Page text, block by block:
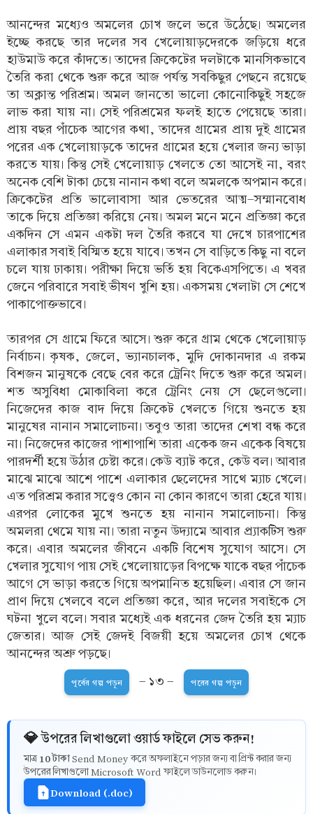
আনন্দের মধ্যেও অমলের চোখ জলে ভরে উঠেছে। অমলের
ইচ্ছে করছে তার দলের সব খেলোয়াড়দেরকে জড়িয়ে ধরে
হাউমাউ করে কাঁদতে। তাদের ক্রিকেটের দলটাকে মানসিকভাবে
তৈরি করা থেকে শুরু করে আজ পর্যন্ত সবকিছুর পেছনে রয়েছে
তা অক্লান্ত পরিশ্রম। অমল জানতো ভালো কোনোকিছুই সহজে
লাভ করা যায় না। সেই পরিশ্রমের ফলই হাতে পেয়েছে তারা।
প্রায় বছর পাঁচেক আগের কথা, তাদের গ্রামের প্রায় দুই গ্রামের
পরের এক খেলোয়াড়কে তাদের গ্রামের হয়ে খেলার জন্য ভাড়া
করতে যায়। কিন্তু সেই খেলোয়াড় খেলতে তো আসেই না, বরং
অনেক বেশি টাকা চেয়ে নানান কথা বলে অমলকে অপমান করে।
ক্রিকেটের প্রতি ভালোবাসা আর ভেতরের আত্ম-সম্মানবোধ
তাকে দিয়ে প্রতিজ্ঞা করিয়ে নেয়। অমল মনে মনে প্রতিজ্ঞা করে
একদিন সে এমন একটা দল তৈরি করবে যা দেখে চারপাশের
এলাকার সবাই বিস্মিত হয়ে যাবে। তখন সে বাড়িতে কিছু না বলে
চলে যায় ঢাকায়। পরীক্ষা দিয়ে ভর্তি হয় বিকেএসপিতে। এ খবর
জেনে পরিবারে সবাই ভীষণ খুশি হয়। একসময় খেলাটা সে শেখে
পাকাপোক্তভাবে।
তারপর সে গ্রামে ফিরে আসে। শুরু করে গ্রাম থেকে খেলোয়াড়
নির্বাচন। কৃষক, জেলে, ভ্যানচালক, মুদি দোকানদার এ রকম
বিশজন মানুষকে বেছে বের করে ট্রেনিং দিতে শুরু করে অমল।
শত অসুবিধা মোকাবিলা করে ট্রেনিং নেয় সে ছেলেগুলো।
নিজেদের কাজ বাদ দিয়ে ক্রিকেট খেলতে গিয়ে শুনতে হয়
মানুষের নানান সমালোচনা। তবুও তারা তাদের শেখা বন্ধ করে
না। নিজেদের কাজের পাশাপাশি তারা একেক জন একেক বিষয়ে
পারদর্শী হয়ে উঠার চেষ্টা করে। কেউ ব্যাট করে, কেউ বল। আবার
মাঝে মাঝে আশে পাশে এলাকার ছেলেদের সাথে ম্যাচ খেলে।
এত পরিশ্রম করার সত্ত্বেও কোন না কোন কারণে তারা হেরে যায়।
এরপর লোকের মুখে শুনতে হয় নানান সমালোচনা। কিন্তু
অমলরা থেমে যায় না। তারা নতুন উদ্যামে আবার প্র‍্যাকটিস শুরু
করে। এবার অমলের জীবনে একটি বিশেষ সুযোগ আসে। সে
খেলার সুযোগ পায় সেই খেলোয়াড়ের বিপক্ষে যাকে বছর পাঁচেক
আগে সে ভাড়া করতে গিয়ে অপমানিত হয়েছিল। এবার সে জান
প্রাণ দিয়ে খেলবে বলে প্রতিজ্ঞা করে, আর দলের সবাইকে সে
ঘটনা খুলে বলে। সবার মধ্যেই এক ধরনের জেদ তৈরি হয় ম্যাচ
জেতার। আজ সেই জেদই বিজয়ী হয়ে অমলের চোখ থেকে
আনন্দের অশ্রু পড়ছে।
পূর্বের গল্প পড়ুন - ১৩ - পরের গল্প পড়ুন
💎 উপরের লিখাগুলো ওয়ার্ড ফাইলে সেভ করুন!
মাত্র 10 টাকাSend Money করে অফলাইনে পড়ার জন্য বা প্রিন্ট করার জন্য
উপরের লিখাগুলো Microsoft Word ফাইলে ডাউনলোড করুন।
Download (.doc)